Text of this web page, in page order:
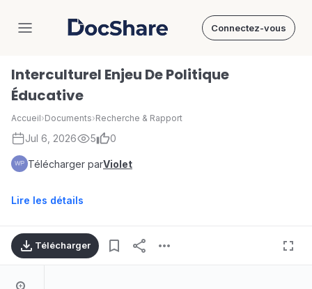
DocShare Connectez-vous
Interculturel Enjeu De Politique
Éducative
Accueil›Documents›Recherche & Rapport
Jul 6, 2026 5 0
Télécharger parViolet
Lire les détails
Télécharger